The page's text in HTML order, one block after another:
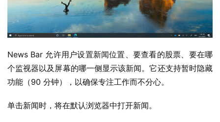
P
C
软
件
安
News Bar 允许用户设置新闻位置、要查看的股票、要在哪
个监视器以及屏幕的哪一侧显示该新闻。它还支持暂时隐藏
功能（90 分钟），以确保专注工作而不分心。
单击新闻时，将在默认浏览器中打开新闻。